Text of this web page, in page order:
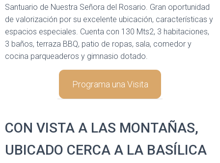
Santuario de Nuestra Señora del Rosario. Gran oportunidad
de valorización por su excelente ubicación, características y
espacios especiales. Cuenta con 130 Mts2, 3 habitaciones,
3 baños, terraza BBQ, patio de ropas, sala, comedor y
cocina parqueaderos y gimnasio dotado.
Programa una Visita
CON VISTA A LAS MONTAÑAS,
UBICADO CERCA A LA BASÍLICA